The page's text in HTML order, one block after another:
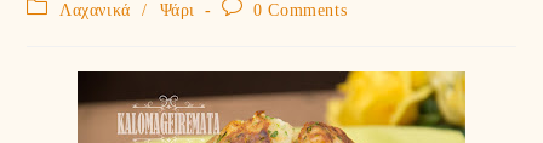
Λαχανικά
/ Ψάρι 0 Comments